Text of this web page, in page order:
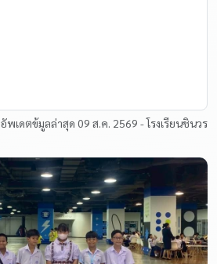
อัพเดตข้มูลล่าสุด 09 ส.ค. 2569 - โรงเรียนชินวร